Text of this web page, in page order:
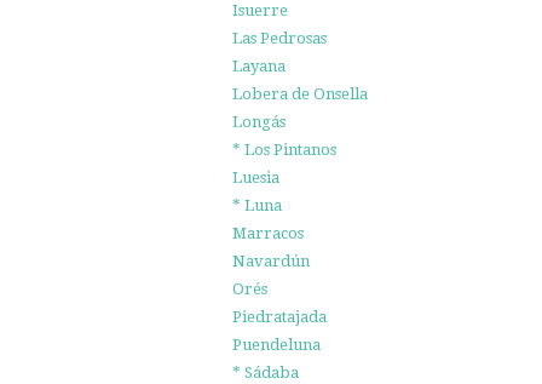
Isuerre
Las Pedrosas
Layana
Lobera de Onsella
Longás
* Los Pintanos
Luesia
* Luna
Marracos
Navardún
Orés
Piedratajada
Puendeluna
* Sádaba